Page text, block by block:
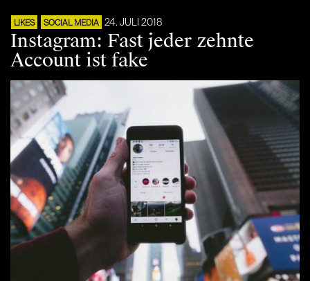
LIKES SOCIAL MEDIA 24. JULI 2018
Instagram: Fast jeder zehnte
Account ist fake